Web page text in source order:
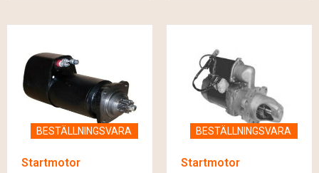
BESTÄLLNINGSVARA
Startmotor
BESTÄLLNINGSVARA
Startmotor